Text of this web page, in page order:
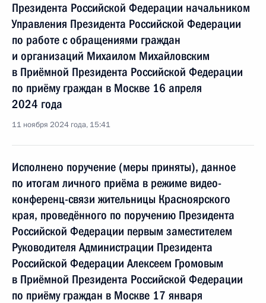
Президента Российской Федерации начальником
Управления Президента Российской Федерации
по работе с обращениями граждан
и организаций Михаилом Михайловским
в Приёмной Президента Российской Федерации
по приёму граждан в Москве 16 апреля
2024 года
11 ноября 2024 года, 15:41
Исполнено поручение (меры приняты), данное
по итогам личного приёма в режиме видео-
конференц-связи жительницы Красноярского
края, проведённого по поручению Президента
Российской Федерации первым заместителем
Руководителя Администрации Президента
Российской Федерации Алексеем Громовым
в Приёмной Президента Российской Федерации
по приёму граждан в Москве 17 января